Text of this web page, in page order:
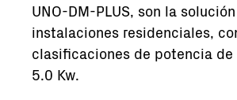
UNO-DM-PLUS, son la
instalaciones residenciales,
clasificaciones de potencia
5.0 Kw.